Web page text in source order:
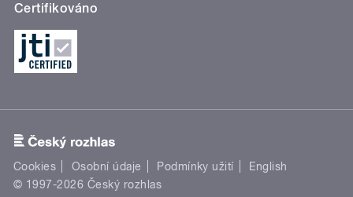
Certifikováno
Cookies Osobní údaje Podmínky užití
English
© 1997-2026 Český rozhlas